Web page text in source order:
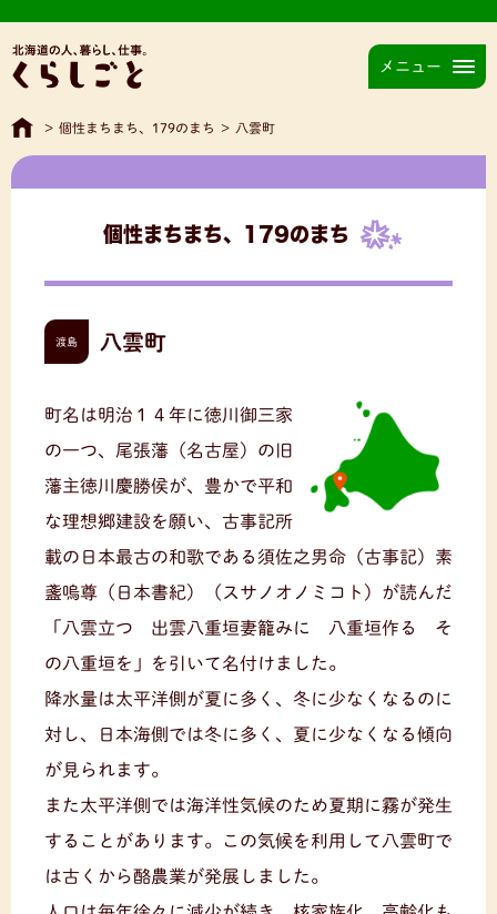
メニュー
> 個性まちまち、179のまち > 八雲町
個性まちまち、179のまち
渡島 八雲町
町名は明治１４年に徳川御三家
の一つ、尾張藩（名古屋）の旧
藩主徳川慶勝侯が、豊かで平和
な理想郷建設を願い、古事記所
載の日本最古の和歌である須佐之男命（古事記）素
盞嗚尊（日本書紀）（スサノオノミコト）が読んだ
「八雲立つ 出雲八重垣妻籠みに 八重垣作る そ
の八重垣を」を引いて名付けました。
降水量は太平洋側が夏に多く、冬に少なくなるのに
対し、日本海側では冬に多く、夏に少なくなる傾向
が見られます。
また太平洋側では海洋性気候のため夏期に霧が発生
することがあります。この気候を利用して八雲町で
は古くから酪農業が発展しました。